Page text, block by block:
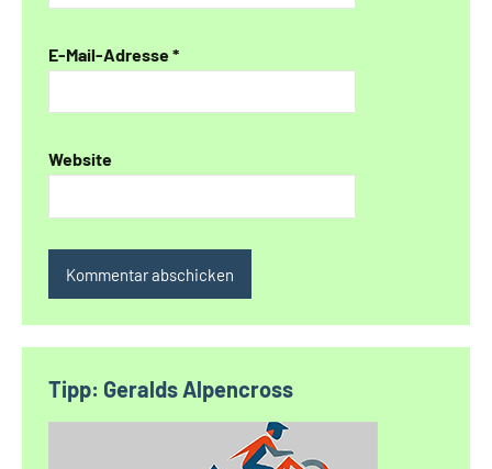
E-Mail-Adresse*
Website
Tipp: Geralds Alpencross